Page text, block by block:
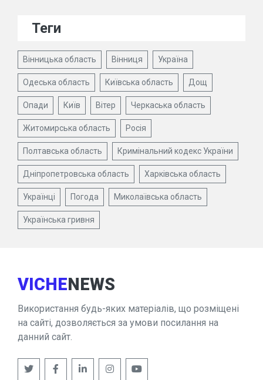
Теги
Вінницька область Вінниця Україна
Одеська область Київська область Дощ
Опади Київ Вітер Черкаська область
Житомирська область Росія
Полтавська область Кримінальний кодекс України
Дніпропетровська область Харківська область
Українці Погода Миколаївська область
Українська гривня
VICHENEWS
Використання будь-яких матеріалів, що розміщені
на сайті, дозволяється за умови посилання на
данний сайт.